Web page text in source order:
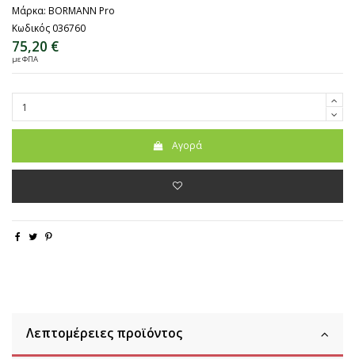
Μάρκα: BORMANN Pro
Κωδικός 036760
75,20 €
με ΦΠΑ
Αγορά
Λεπτομέρειες προϊόντος